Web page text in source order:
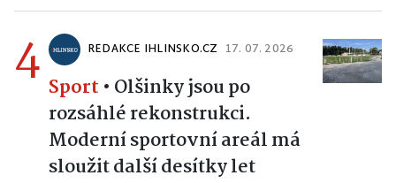
4 REDAKCE IHLINSKO.CZ 17. 07. 2026
Sport • Olšinky jsou po
rozsáhlé rekonstrukci.
Moderní sportovní areál má
sloužit další desítky let